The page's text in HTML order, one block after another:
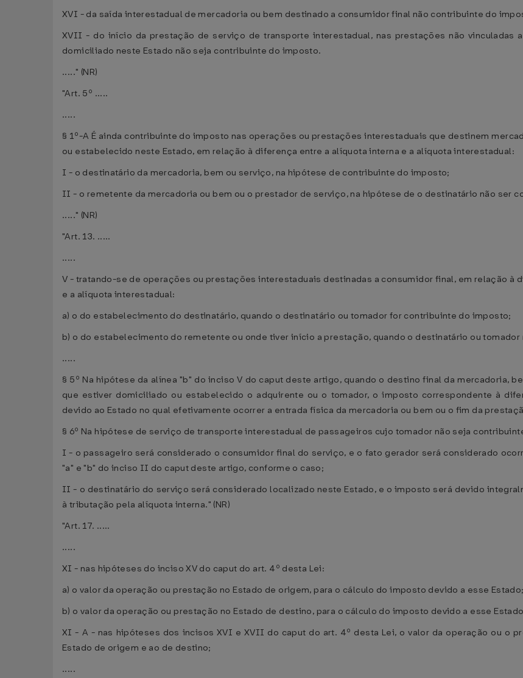
XVI - da saída interestadual de mercadoria ou bem destinado a consumidor final não contribuinte do
XVII - do início da prestação de serviço de transporte interestadual, nas prestações não vinculadas
domiciliado neste Estado não seja contribuinte do imposto.
....." (NR)
"Art. 5º .....
.....
§ 1º-A É ainda contribuinte do imposto nas operações ou prestações interestaduais que destinem
ou estabelecido neste Estado, em relação à diferença entre a alíquota interna e a alíquota interestadual:
I - o destinatário da mercadoria, bem ou serviço, na hipótese de contribuinte do imposto;
II - o remetente da mercadoria ou bem ou o prestador de serviço, na hipótese de o destinatário não ser
....." (NR)
"Art. 13. .....
.....
V - tratando-se de operações ou prestações interestaduais destinadas a consumidor final, em relação à
e a alíquota interestadual:
a) o do estabelecimento do destinatário, quando o destinatário ou tomador for contribuinte do imposto;
b) o do estabelecimento do remetente ou onde tiver início a prestação, quando o destinatário ou
.....
§ 5º Na hipótese da alínea "b" do inciso V do caput deste artigo, quando o destino final da mercadoria,
que estiver domiciliado ou estabelecido o adquirente ou o tomador, o imposto correspondente à
devido ao Estado no qual efetivamente ocorrer a entrada física da mercadoria ou bem ou o fim da
§ 6º Na hipótese de serviço de transporte interestadual de passageiros cujo tomador não seja
I - o passageiro será considerado o consumidor final do serviço, e o fato gerador será considerado
"a" e "b" do inciso II do caput deste artigo, conforme o caso;
II - o destinatário do serviço será considerado localizado neste Estado, e o imposto será devido
à tributação pela alíquota interna." (NR)
"Art. 17. .....
.....
XI - nas hipóteses do inciso XV do caput do art. 4º desta Lei:
a) o valor da operação ou prestação no Estado de origem, para o cálculo do imposto devido a esse Estado;
b) o valor da operação ou prestação no Estado de destino, para o cálculo do imposto devido a esse
XI - A - nas hipóteses dos incisos XVI e XVII do caput do art. 4º desta Lei, o valor da operação ou o
Estado de origem e ao de destino;
.....